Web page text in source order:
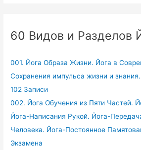
60 Видов и Разделов
001. Йога Образа Жизни. Йога в
Сохранения импульса жизни и знания.
102 Записи
002. Йога Обучения из Пяти Частей.
Йога-Написания Рукой. Йога-
Человека. Йога-Постоянное
Экзамена